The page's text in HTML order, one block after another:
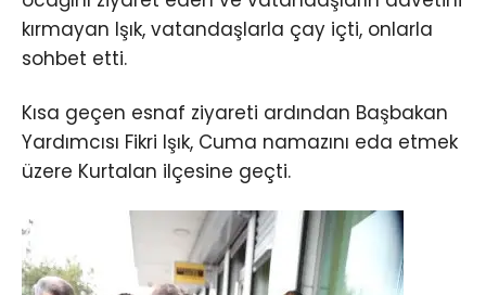
kırmayan Işık, vatandaşlarla çay içti, onlarla
sohbet etti.
Kısa geçen esnaf ziyareti ardından Başbakan
Yardımcısı Fikri Işık, Cuma namazını eda etmek
üzere Kurtalan ilçesine geçti.